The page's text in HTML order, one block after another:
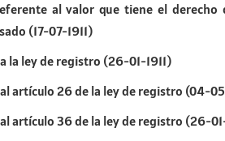
al valor que tiene el
(17-07-1911)
la ley de registro (26-01-1911)
artículo 26 de la ley de registro (04-
artículo 36 de la ley de registro (26-